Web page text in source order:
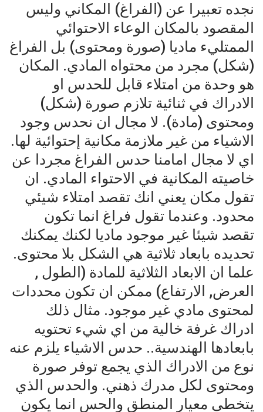
نجده تعبيرا عن (الفراغ) المكاني وليس
المقصود بالمكان الوعاء الاحتوائي
الممتليء ماديا (صورة ومحتوى) بل الفراغ
(شكل) مجرد من محتواه المادي. المكان
هو وحدة من امتلاء قابل للحدس او
الادراك في ثنائية تلازم صورة (شكل)
ومحتوى (مادة). لا مجال ان نحدس وجود
الاشياء من غير ملازمة مكانية إحتوائية لها.
اي لا مجال امامنا حدس الفراغ مجردا عن
خاصيته المكانية في الاحتواء المادي. ان
تقول مكان يعني انك تقصد امتلاء شيئي
محدود. وعندما تقول فراغ انما تكون
تقصد شيئا غير موجود ماديا لكنك يمكنك
تحديده بابعاد ثلاثية هي الشكل بلا محتوى.
علما ان الابعاد الثلاثية للمادة (الطول ,
العرض, الارتفاع) ممكن ان تكون محددات
لمحتوى مادي غير موجود. مثال ذلك
ادراك غرفة خالية من اي شيء تحتويه
بابعادها الهندسية.. حدس الاشياء يلزم عنه
نوع من الادراك الذي يجمع توفر صورة
ومحتوى لكل مدرك ذهني. والحدس الذي
يتخطى معيار المنطق والحس انما يكون